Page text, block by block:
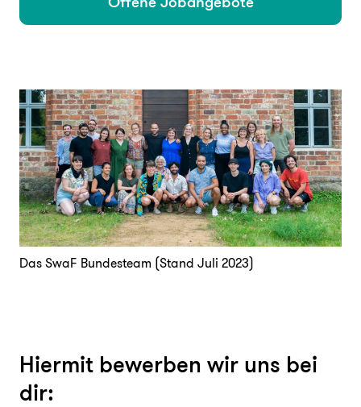
Unterstützen
FAQ Presse Jobs Login
Das SwaF Bundesteam (Stand Juli 2023)
Hiermit bewerben wir uns bei
dir: